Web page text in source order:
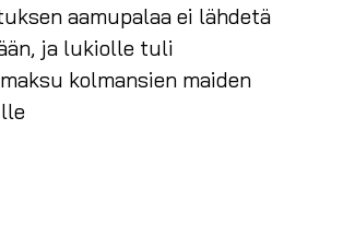
aamupalaa ei lähdetä
ja lukiolle tuli
kolmansien maiden